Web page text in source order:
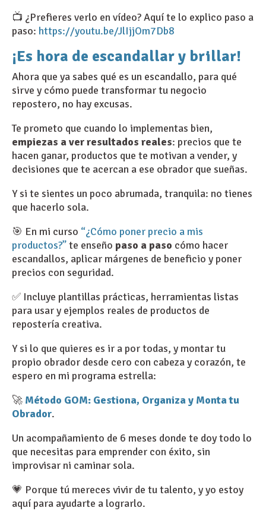
📺 ¿Prefieres verlo en vídeo? Aquí te lo explico paso a
paso: https://youtu.be/JlIjjOm7Db8
¡Es hora de escandallar y brillar!
Ahora que ya sabes qué es un escandallo, para qué
sirve y cómo puede transformar tu negocio
repostero, no hay excusas.
Te prometo que cuando lo implementas bien,
empiezas a ver resultados reales: precios que te
hacen ganar, productos que te motivan a vender, y
decisiones que te acercan a ese obrador que sueñas.
Y si te sientes un poco abrumada, tranquila: no tienes
que hacerlo sola.
🎯 En mi curso “¿Cómo poner precio a mis
productos?”te enseño paso a paso cómo hacer
escandallos, aplicar márgenes de beneficio y poner
precios con seguridad.
✅ Incluye plantillas prácticas, herramientas listas
para usar y ejemplos reales de productos de
repostería creativa.
Y si lo que quieres es ir a por todas, y montar tu
propio obrador desde cero con cabeza y corazón, te
espero en mi programa estrella:
🚀 Método GOM: Gestiona, Organiza y Monta tu
Obrador.
Un acompañamiento de 6 meses donde te doy todo lo
que necesitas para emprender con éxito, sin
improvisar ni caminar sola.
💗 Porque tú mereces vivir de tu talento, y yo estoy
aquí para ayudarte a lograrlo.